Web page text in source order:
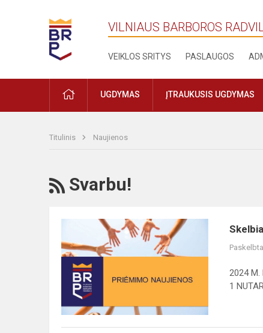
VILNIAUS BARBOROS
VEIKLOS SRITYS PASLAUGOS
PRADŽIAUGDYMAS ĮTRAUKUSIS UGDYMAS
Titulinis Naujienos
RSS
Svarbu!
Skelbiame
pakviestų/
nepakviestų
mokytis
mokinių
sąrašą
2024 M.
1